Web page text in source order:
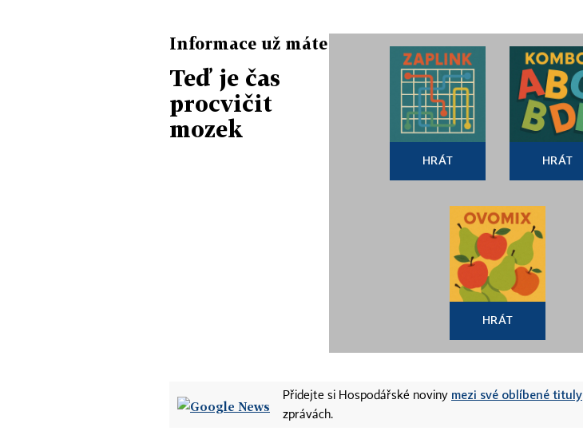
Informace už máte
Teď je čas
procvičit
mozek
HRÁT HRÁT
HRÁT
Přidejte si Hospodářské noviny mezi své oblíbené tituly
zprávách.